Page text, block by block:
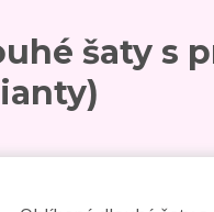
šaty s